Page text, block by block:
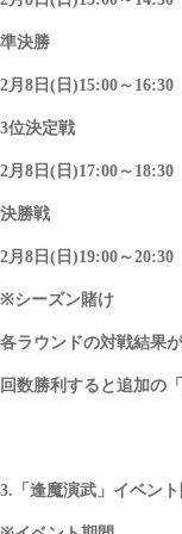
準決勝
2月8日(日)15:00～16:30
3位決定戦
2月8日(日)17:00～18:30
決勝戦
2月8日(日)19:00～20:30
※シーズン賭け
各ラウンドの対戦結果
回数勝利すると追加の
3.「逢魔演武」イベン